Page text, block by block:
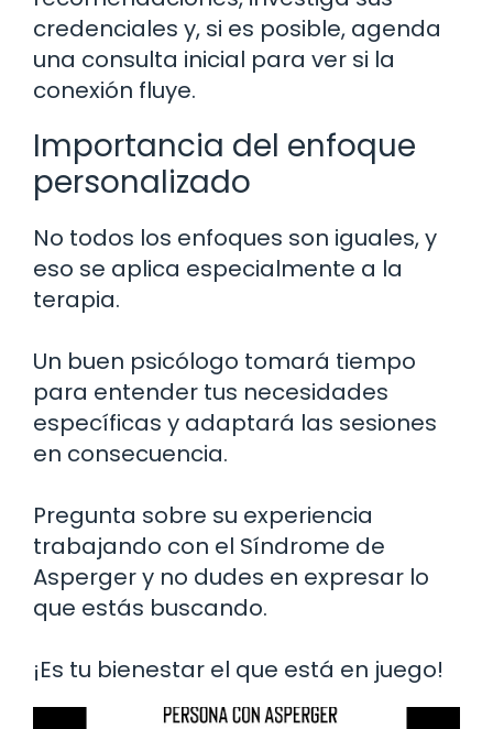
credenciales y, si es posible, agenda
una consulta inicial para ver si la
conexión fluye.
Importancia del enfoque
personalizado
No todos los enfoques son iguales, y
eso se aplica especialmente a la
terapia.
Un buen psicólogo tomará tiempo
para entender tus necesidades
específicas y adaptará las sesiones
en consecuencia.
Pregunta sobre su experiencia
trabajando con el Síndrome de
Asperger y no dudes en expresar lo
que estás buscando.
¡Es tu bienestar el que está en juego!